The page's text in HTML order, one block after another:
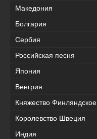
Македония
Болгария
Сербия
Российская песня
Япония
Венгрия
Княжество Финляндское
Королевство Швеция
Индия